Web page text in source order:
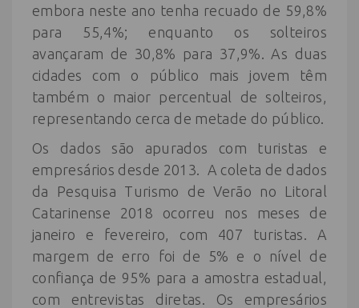
embora neste ano tenha recuado de 59,8%
para 55,4%; enquanto os solteiros
avançaram de 30,8% para 37,9%. As duas
cidades com o público mais jovem têm
também o maior percentual de solteiros,
representando cerca de metade do público.
Os dados são apurados com turistas e
empresários desde 2013. A coleta de dados
da Pesquisa Turismo de Verão no Litoral
Catarinense 2018 ocorreu nos meses de
janeiro e fevereiro, com 407 turistas. A
margem de erro foi de 5% e o nível de
confiança de 95% para a amostra estadual,
com entrevistas diretas. Os empresários